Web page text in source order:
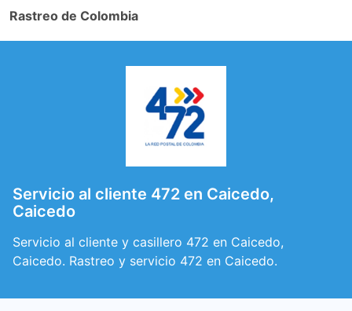
Rastreo de Colombia
Servicio al cliente 472 en Caicedo,
Caicedo
Servicio al cliente y casillero 472 en Caicedo,
Caicedo. Rastreo y servicio 472 en Caicedo.